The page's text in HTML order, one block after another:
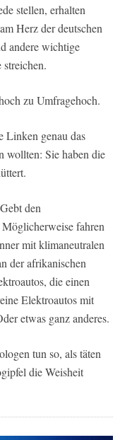
stellen, erhalten
Herz der deutschen
andere wichtige
zu Umfragehoch.
Linken genau das
wollten: Sie haben die
den
fahren
mit klimaneutralen
der afrikanischen
die einen
Elektroautos mit
etwas ganz anderes.
tun so, als täten
die Weisheit